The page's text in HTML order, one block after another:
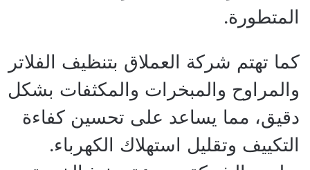
المتطورة.
كما تهتم شركة العملاق بتنظيف الفلاتر
والمراوح والمبخرات والمكثفات بشكل
دقيق، مما يساعد على تحسين كفاءة
التكييف وتقليل استهلاك الكهرباء.